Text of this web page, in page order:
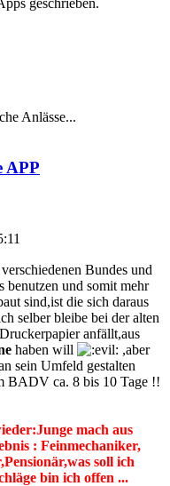
geschrieben.
Anlässe...
APP
Bundes und
benutzen und somit mehr
sind,ist die sich daraus
selber bleibe bei der alten
anfällt,aus
haben will
,aber
sein Umfeld gestalten
BADV ca. 8 bis 10 Tage !!
mach aus
: Feinmechaniker,
soll ich
bin ich offen ...